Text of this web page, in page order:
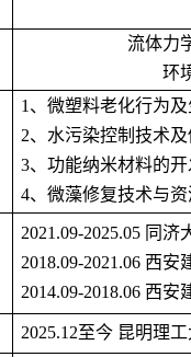
流体力
环
1 、微塑料老化行为及
2、水污染控制技术
3、功能纳米材料的
4、 微藻修复技术与
2021.09-2025.05 同济
2018.09-2021.06 西安
2014.09-2018.06 西安
2025.12至今 昆明理